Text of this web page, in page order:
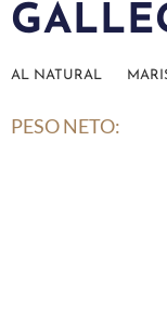
AL NATURAL
PESO NETO: